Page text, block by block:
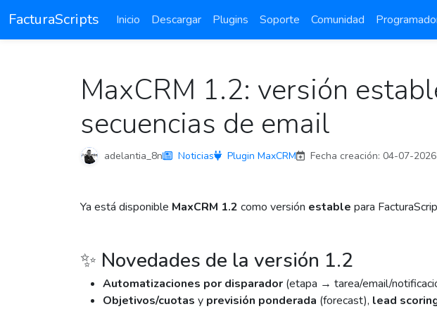
FacturaScripts Inicio Descargar Plugins Soporte Comunidad
MaxCRM 1.2: versión
secuencias de email
adelantia_8n Noticias Plugin MaxCRM Fecha creación: 04-07-
Ya está disponible MaxCRM 1.2 como versión estable para
✨ Novedades de la versión 1.2
Automatizaciones por disparador (etapa → tarea/email/
Objetivos/cuotas y previsión ponderada (forecast), lead